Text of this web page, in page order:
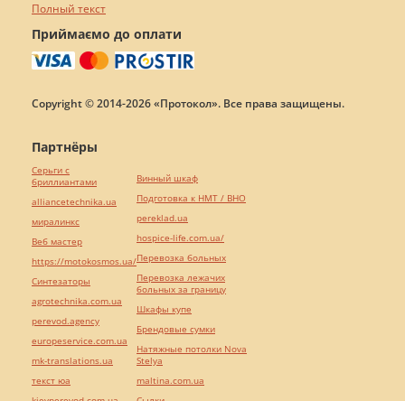
Полный текст
Приймаємо до оплати
Copyright © 2014-2026 «Протокол». Все права защищены.
Партнёры
Серьги с
бриллиантами
alliancetechnika.ua
миралинкс
Веб мастер
https://motokosmos.ua/
Синтезаторы
agrotechnika.com.ua
perevod.agency
europeservice.com.ua
mk-translations.ua
текст юа
Винный шкаф
Подготовка к НМТ / ВНО
pereklad.ua
hospice-life.com.ua/
Перевозка больных
Перевозка лежачих
больных за границу
Шкафы купе
Брендовые сумки
Натяжные потолки Nova
Stelya
maltina.com.ua